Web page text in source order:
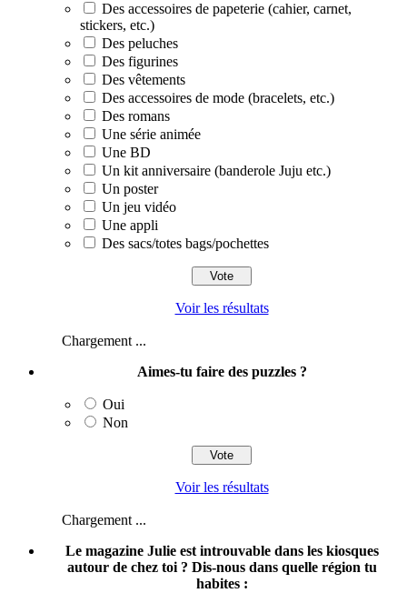
Des accessoires de papeterie (cahier, carnet,
stickers, etc.)
Des peluches
Des figurines
Des vêtements
Des accessoires de mode (bracelets, etc.)
Des romans
Une série animée
Une BD
Un kit anniversaire (banderole Juju etc.)
Un poster
Un jeu vidéo
Une appli
Des sacs/totes bags/pochettes
Voir les résultats
Chargement ...
Aimes-tu faire des puzzles ?
Oui
Non
Voir les résultats
Chargement ...
Le magazine Julie est introuvable dans les kiosques
autour de chez toi ? Dis-nous dans quelle région tu
habites :